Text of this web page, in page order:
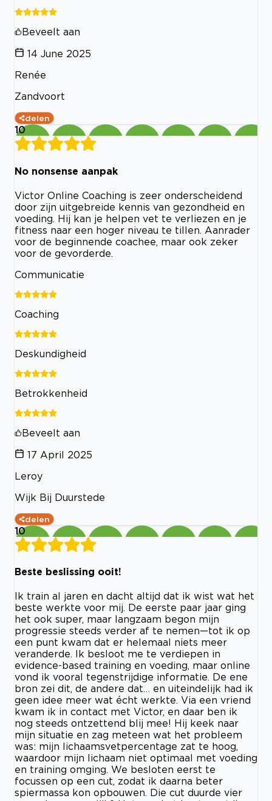
Beveelt aan
14 June 2025
Renée
Zandvoort
delen
10
No nonsense aanpak
Victor Online Coaching is zeer onderscheidend
door zijn uitgebreide kennis van gezondheid en
voeding. Hij kan je helpen vet te verliezen en je
fitness naar een hoger niveau te tillen. Aanrader
voor de beginnende coachee, maar ook zeker
voor de gevorderde.
Communicatie
Coaching
Deskundigheid
Betrokkenheid
Beveelt aan
17 April 2025
Leroy
Wijk Bij Duurstede
delen
10
Beste beslissing ooit!
Ik train al jaren en dacht altijd dat ik wist wat het
beste werkte voor mij. De eerste paar jaar ging
het ook super, maar langzaam begon mijn
progressie steeds verder af te nemen—tot ik op
een punt kwam dat er helemaal niets meer
veranderde. Ik besloot me te verdiepen in
evidence-based training en voeding, maar online
vond ik vooral tegenstrijdige informatie. De ene
bron zei dit, de andere dat… en uiteindelijk had ik
geen idee meer wat écht werkte. Via een vriend
kwam ik in contact met Victor, en daar ben ik
nog steeds ontzettend blij mee! Hij keek naar
mijn situatie en zag meteen wat het probleem
was: mijn lichaamsvetpercentage zat te hoog,
waardoor mijn lichaam niet optimaal met voeding
en training omging. We besloten eerst te
focussen op een cut, zodat ik daarna beter
spiermassa kon opbouwen. Die cut duurde vier